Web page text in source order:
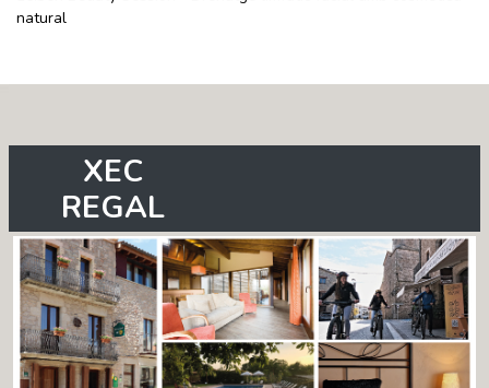
natural
XEC
REGAL